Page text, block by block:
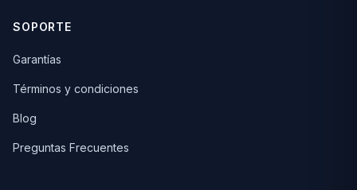
SOPORTE
Garantías
Términos y condiciones
Blog
Preguntas Frecuentes